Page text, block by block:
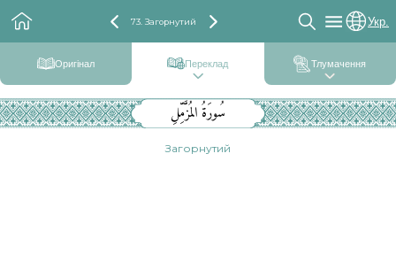
73. Загорнутий Укр.
Оригінал Переклад Тлумачення
سُورَةُ المُزَّمِّلِ
Загорнутий